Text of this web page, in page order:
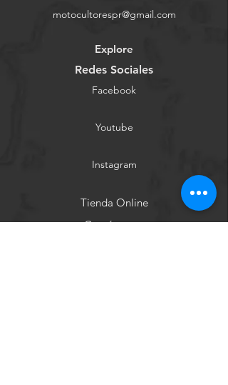
motocultorespr@gmail.com
Explore
Redes Sociales
Facebook
Youtube
Instagram
Tienda Online
Contáctanos